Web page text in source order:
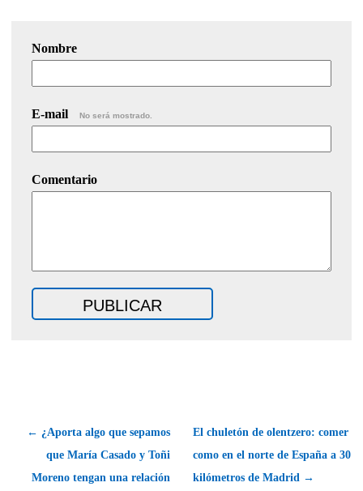
Nombre
E-mail No será mostrado.
Comentario
← ¿Aporta algo que sepamos
que María Casado y Toñi
Moreno tengan una relación
El chuletón de olentzero: comer
como en el norte de España a 30
kilómetros de Madrid →